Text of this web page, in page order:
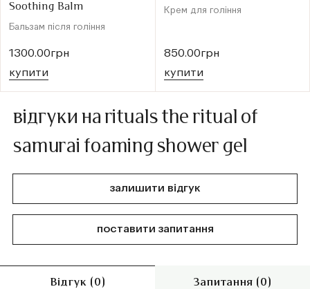
Soothing Balm
Бальзам після гоління
1300.00грн
купити
Крем для гоління
850.00грн
купити
відгуки на rituals the ritual of
samurai foaming shower gel
залишити відгук
поставити запитання
Відгук (0) Запитання (0)